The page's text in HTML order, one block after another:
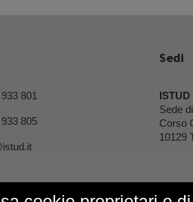
801
805
Sedi
Sede
Corso
10129